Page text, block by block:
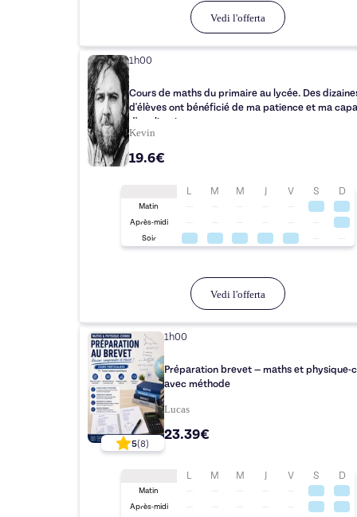
Vedi l'offerta
1h00
Cours de maths du primaire au lycée. Des
d'élèves ont bénéficié de ma patience et ma
d'explication.
Kevin
19.6€
L M M J V S D
Matin
Après-midi
Soir
Vedi l'offerta
5(8)
1h00
Préparation brevet — maths et physique-
avec méthode
Lucas
23.39€
L M M J V S D
Matin
Après-midi